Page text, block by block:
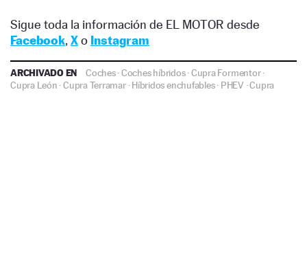
Sigue toda la información de EL MOTOR desde
Facebook, Xo Instagram
ARCHIVADO EN Coches·Coches híbridos·Cupra Formentor·
Cupra León ·Cupra Terramar·Híbridos enchufables· PHEV ·Cupra